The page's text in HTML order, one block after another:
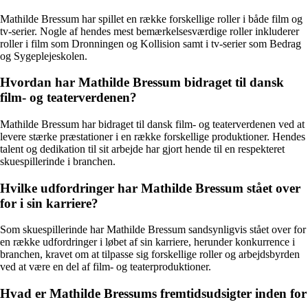
Mathilde Bressum har spillet en række forskellige roller i både film og
tv-serier. Nogle af hendes mest bemærkelsesværdige roller inkluderer
roller i film som Dronningen og Kollision samt i tv-serier som Bedrag
og Sygeplejeskolen.
Hvordan har Mathilde Bressum bidraget til dansk
film- og teaterverdenen?
Mathilde Bressum har bidraget til dansk film- og teaterverdenen ved at
levere stærke præstationer i en række forskellige produktioner. Hendes
talent og dedikation til sit arbejde har gjort hende til en respekteret
skuespillerinde i branchen.
Hvilke udfordringer har Mathilde Bressum stået over
for i sin karriere?
Som skuespillerinde har Mathilde Bressum sandsynligvis stået over for
en række udfordringer i løbet af sin karriere, herunder konkurrence i
branchen, kravet om at tilpasse sig forskellige roller og arbejdsbyrden
ved at være en del af film- og teaterproduktioner.
Hvad er Mathilde Bressums fremtidsudsigter inden for